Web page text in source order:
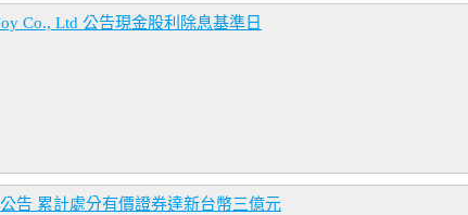
Co., Ltd 公告現金股利除息基準日
告 累計處分有價證券達新台幣三億元